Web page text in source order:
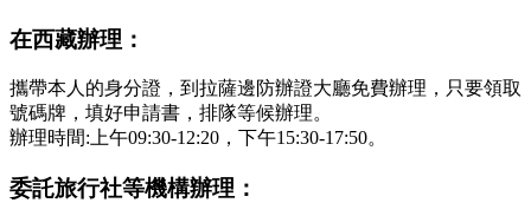
在西藏辦理：
攜帶本人的身分證，到拉薩邊防辦證大廳免費辦理，只要領取
號碼牌，填好申請書，排隊等候辦理。
辦理時間:上午09:30-12:20，下午15:30-17:50。
委託旅行社等機構辦理：